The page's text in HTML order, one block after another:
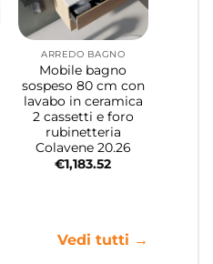
ARREDO BAGNO
Mobile bagno
sospeso 80 cm con
lavabo in ceramica
2 cassetti e foro
rubinetteria
Colavene 20.26
€1,183.52
Vedi tutti →